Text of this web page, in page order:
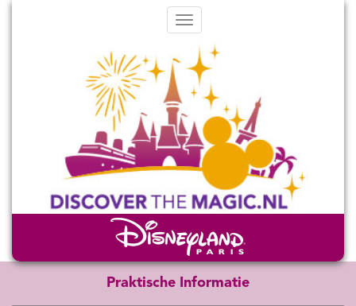
Menu
Praktische Informatie